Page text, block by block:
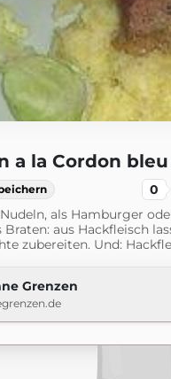
a la Cordon bleu
0
Nudeln, als Hamburger
aus Hackfleisch
zubereiten. Und:
Grenzen